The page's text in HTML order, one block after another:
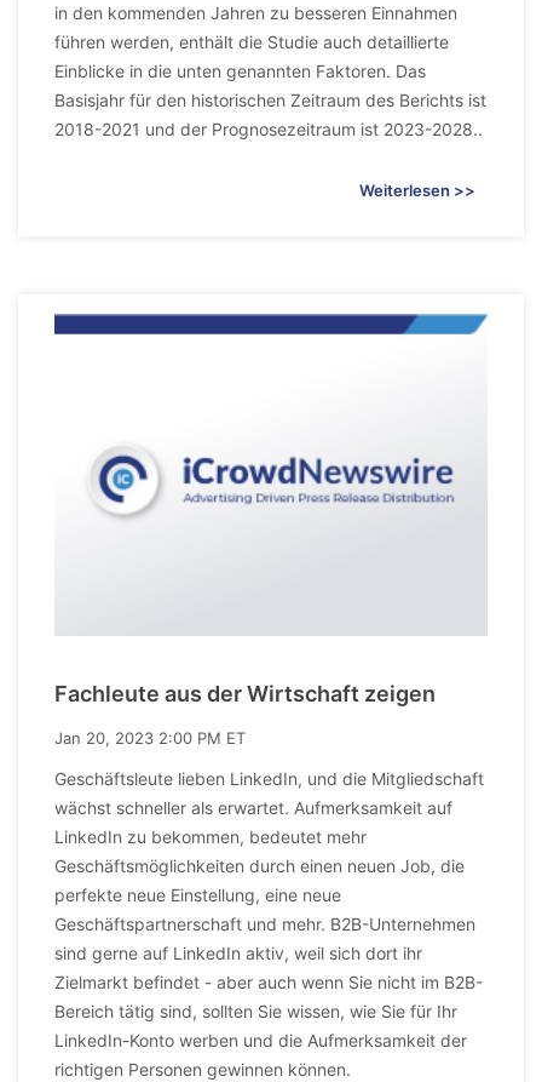
in den kommenden Jahren zu besseren Einnahmen
führen werden, enthält die Studie auch detaillierte
Einblicke in die unten genannten Faktoren. Das
Basisjahr für den historischen Zeitraum des Berichts ist
2018-2021 und der Prognosezeitraum ist 2023-2028..
Weiterlesen >>
Fachleute aus der Wirtschaft zeigen
Jan 20, 2023 2:00 PM ET
Geschäftsleute lieben LinkedIn, und die Mitgliedschaft
wächst schneller als erwartet. Aufmerksamkeit auf
LinkedIn zu bekommen, bedeutet mehr
Geschäftsmöglichkeiten durch einen neuen Job, die
perfekte neue Einstellung, eine neue
Geschäftspartnerschaft und mehr. B2B-Unternehmen
sind gerne auf LinkedIn aktiv, weil sich dort ihr
Zielmarkt befindet - aber auch wenn Sie nicht im B2B-
Bereich tätig sind, sollten Sie wissen, wie Sie für Ihr
LinkedIn-Konto werben und die Aufmerksamkeit der
richtigen Personen gewinnen können.